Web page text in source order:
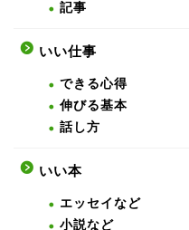
記事
いい仕事
できる心得
伸びる基本
話し方
いい本
エッセイなど
小説など